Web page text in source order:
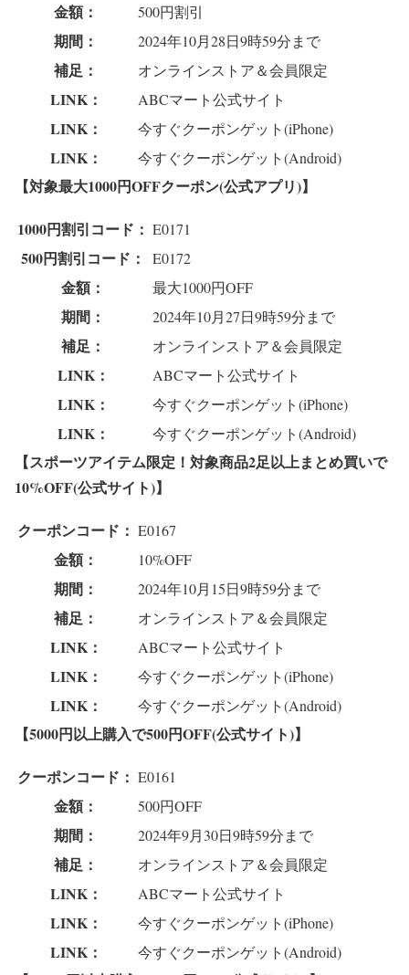
金額： 500円割引
期間： 2024年10月28日9時59分まで
補足： オンラインストア＆会員限定
LINK： ABCマート公式サイト
LINK： 今すぐクーポンゲット(iPhone)
LINK： 今すぐクーポンゲット(Android)
【対象最大1000円OFFクーポン(公式アプリ)】
1000円割引コード： E0171
500円割引コード： E0172
金額： 最大1000円OFF
期間： 2024年10月27日9時59分まで
補足： オンラインストア＆会員限定
LINK： ABCマート公式サイト
LINK： 今すぐクーポンゲット(iPhone)
LINK： 今すぐクーポンゲット(Android)
【スポーツアイテム限定！対象商品2足以上まとめ買いで
10%OFF(公式サイト)】
クーポンコード： E0167
金額： 10%OFF
期間： 2024年10月15日9時59分まで
補足： オンラインストア＆会員限定
LINK： ABCマート公式サイト
LINK： 今すぐクーポンゲット(iPhone)
LINK： 今すぐクーポンゲット(Android)
【5000円以上購入で500円OFF(公式サイト)】
クーポンコード： E0161
金額： 500円OFF
期間： 2024年9月30日9時59分まで
補足： オンラインストア＆会員限定
LINK： ABCマート公式サイト
LINK： 今すぐクーポンゲット(iPhone)
LINK： 今すぐクーポンゲット(Android)